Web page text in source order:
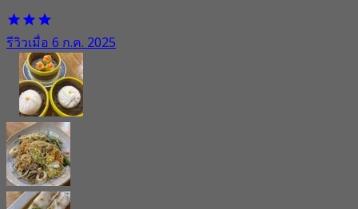
รีวิวเมื่อ 6 ก.ค. 2025